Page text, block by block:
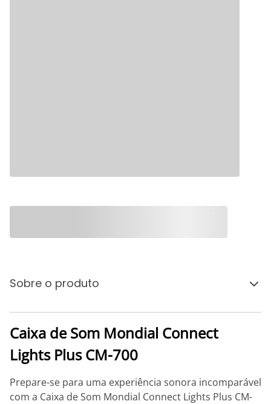
Sobre o produto
Caixa de Som Mondial Connect
Lights Plus CM-700
Prepare-se para uma experiência sonora incomparável
com a Caixa de Som Mondial Connect Lights Plus CM-